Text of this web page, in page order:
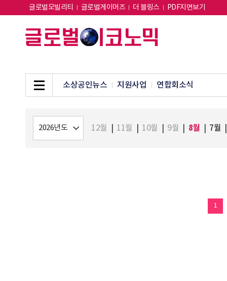
글로벌모빌리티 글로벌게이머즈 더 블링스 PDF지면보기
소상공인뉴스 지원사업 연합회소식
12월 11월 10월 9월 8월 7월
1